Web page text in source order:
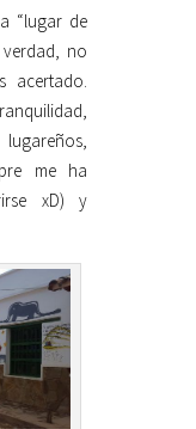
“lugar de
no
acertado.
me ha
xD) y